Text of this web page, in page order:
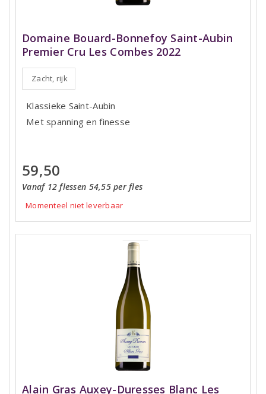
Domaine Bouard-Bonnefoy Saint-Aubin
Premier Cru Les Combes 2022
Zacht, rijk
Klassieke Saint-Aubin
Met spanning en finesse
59,50
Vanaf 12 flessen 54,55 per fles
Momenteel niet leverbaar
Alain Gras Auxey-Duresses Blanc Les